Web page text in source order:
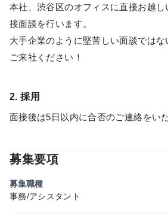
本社、渋谷区のオフィスに直接お越
接面談を行います。
大手企業のように堅苦しい面談では
ご来社ください！
2. 採用
面接後は5日以内に合否のご連絡をい
募集要項
募集職種
事務/アシスタント